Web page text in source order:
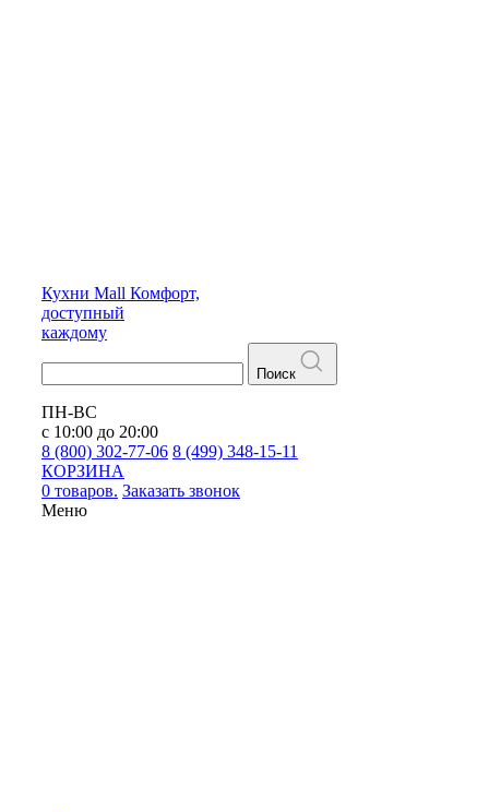
Кухни Mall Комфорт,
доступный
каждому
Поиск
ПН-ВС
с 10:00 до 20:00
8 (800) 302-77-06 8 (499) 348-15-11
КОРЗИНА
0 товаров. Заказать звонок
Меню